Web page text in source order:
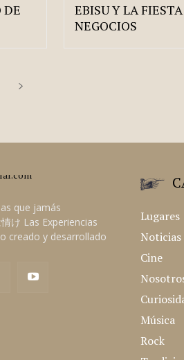
DE
EBISU Y LA
NEGOCIOS
que jamás
け Las Experiencias
creado y desarrollado
Lugares
Noticias
Cine
Música
Rock